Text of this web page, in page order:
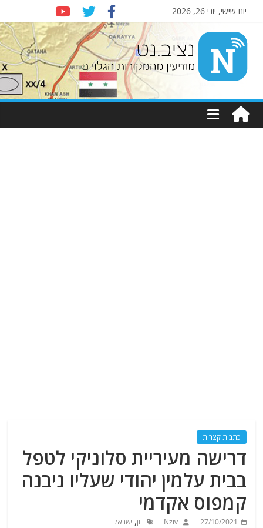
יום שישי, יוני 26, 2026
Nziv.net
מודיעין
מהמקורות
כתבות קצרות
דרישה מעיריית סלוניקי לטפל
בבית עלמין יהודי שעליו ניבנה
קמפוס אקדמי
27/10/2021
Nziv יוון, ישראל